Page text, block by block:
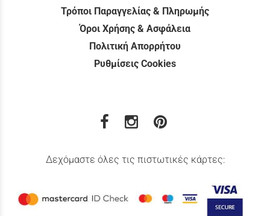
Τρόποι Παραγγελίας & Πληρωμής
Όροι Χρήσης & Ασφάλεια
Πολιτική Απορρήτου
Ρυθμίσεις Cookies
Δεχόμαστε όλες τις πιστωτικές κάρτες: